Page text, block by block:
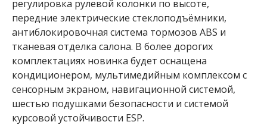
регулировка рулевой колонки по высоте,
передние электрические стеклоподъёмники,
антиблокировочная система тормозов ABS и
тканевая отделка салона. В более дорогих
комплектациях новинка будет оснащена
кондиционером, мультимедийным комплексом с
сенсорным экраном, навигационной системой,
шестью подушками безопасности и системой
курсовой устойчивости ESP.